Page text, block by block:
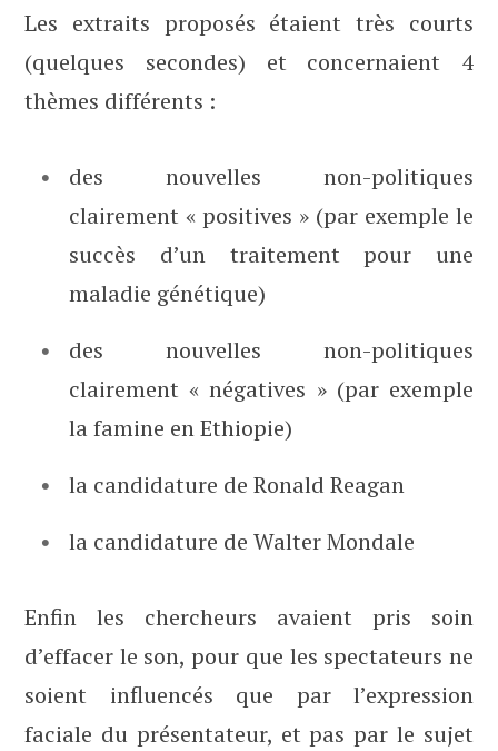
Les extraits proposés étaient très courts
(quelques secondes) et concernaient 4
thèmes différents :
des nouvelles non-politiques
clairement « positives » (par exemple le
succès d’un traitement pour une
maladie génétique)
des nouvelles non-politiques
clairement « négatives » (par exemple
la famine en Ethiopie)
la candidature de Ronald Reagan
la candidature de Walter Mondale
Enfin les chercheurs avaient pris soin
d’effacer le son, pour que les spectateurs ne
soient influencés que par l’expression
faciale du présentateur, et pas par le sujet